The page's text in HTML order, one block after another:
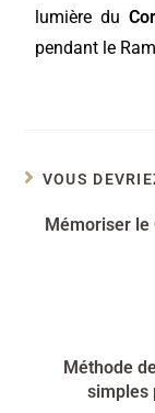
lumière du
pendant le
VOUS
Mémoriser le
Méthode
simples